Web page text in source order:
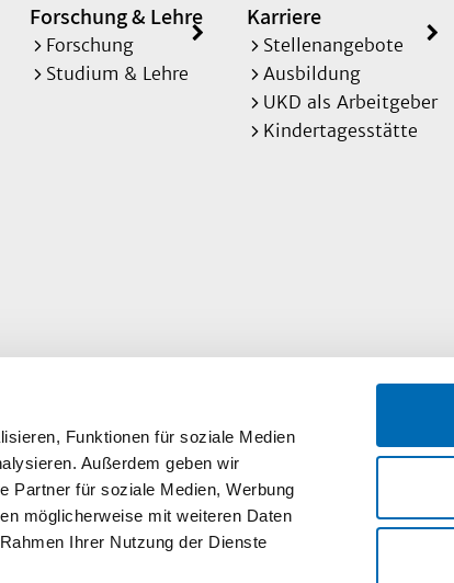
Funktionen für soziale Medien
Außerdem geben wir
Partner für soziale Medien, Werbung
möglicherweise mit weiteren Daten
Ihrer Nutzung der Dienste
Forschung & Lehre
Forschung
Studium & Lehre
Karriere
Stellenangebote
Ausbildung
UKD als Arbeitgeber
Kindertagesstätte